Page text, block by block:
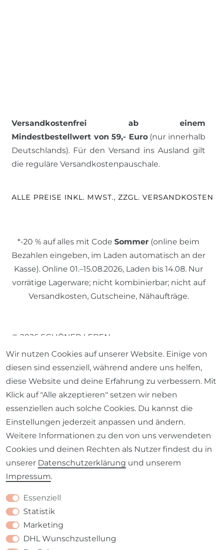
Versandkostenfrei ab einem
Mindestbestellwert von 59,- Euro(nur innerhalb
Deutschlands). Für den Versand ins Ausland gilt
die reguläre Versandkostenpauschale.
ALLE PREISE INKL. MWST., ZZGL. VERSANDKOSTEN
*-20 % auf alles mit Code Sommer (online beim
Bezahlen eingeben, im Laden automatisch an der
Kasse). Online 01.–15.08.2026, Laden bis 14.08. Nur
vorrätige Lagerware; nicht kombinierbar; nicht auf
Versandkosten, Gutscheine, Nähaufträge.
© 2026 SCHÖNER LEBEN.
Impressum Daten­schutz­erklärung AGB
Barrierefreiheitserklärung Widerrufs­recht
VERTRAG WIDERRUFEN
Wir nutzen Cookies auf unserer Website. Einige von
diesen sind essenziell, während andere uns helfen,
diese Website und deine Erfahrung zu verbessern. Mit
Klick auf "Alle akzeptieren" setzen wir neben
essenziellen auch solche Cookies. Du kannst die
Einstellungen jederzeit anpassen und ändern.
Weitere Informationen zu den von uns verwendeten
Cookies und deinen Rechten als Nutzer findest du in
unserer Daten­schutz­erklärung und unserem
Impressum.
Essenziell
Statistik
Marketing
DHL Wunschzustellung